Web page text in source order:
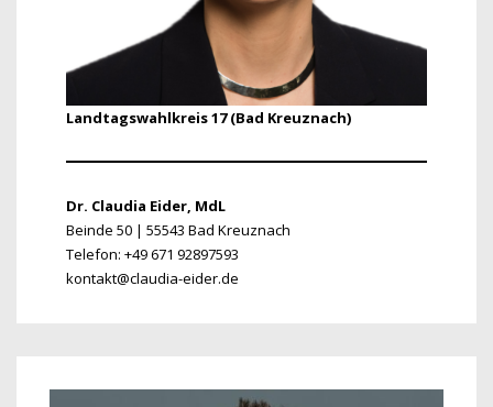
Landtagswahlkreis 17 (Bad Kreuznach)
Dr. Claudia Eider, MdL
Beinde 50 | 55543 Bad Kreuznach
Telefon: +49 671 92897593
kontakt@claudia-eider.de